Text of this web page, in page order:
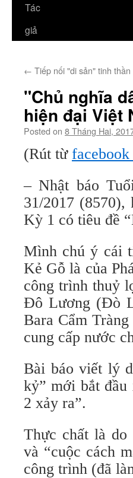
Tác
giả
← Tiếp nối "di sản" tinh
"Chủ nghĩa
hiện đại Việt
Posted on 8 Tháng Hai,
(Rút từ facebook
– Nhật báo
31/2017
Kỳ 1 có tiêu đề
Mình chú ý cái
Kẻ Gỗ là của
công trình thuỷ
Đô Lương (Đò
Bara Cẩm
cung cấp nước
Bài báo viết lý
kỷ” mới bắt
2 xảy ra”.
Thực chất là do
và “cuộc cách
công trình (đã